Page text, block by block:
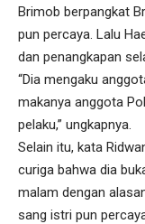
Brimob berpangkat
pun percaya. Lalu
dan penangkapan
“Dia mengaku
makanya anggota
pelaku,” ungkapnya.
Selain itu, kata
curiga bahwa dia
malam dengan
sang istri pun